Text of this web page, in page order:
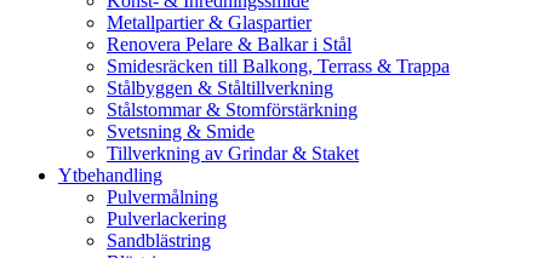
Metallpartier & Glaspartier
Renovera Pelare & Balkar i Stål
Smidesräcken till Balkong, Terrass & Trappa
Stålbyggen & Ståltillverkning
Stålstommar & Stomförstärkning
Svetsning & Smide
Tillverkning av Grindar & Staket
Ytbehandling
Pulvermålning
Pulverlackering
Sandblästring